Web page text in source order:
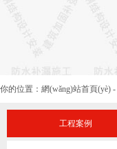
你的位置： 網(wǎng)站首頁(yè) -
工程案例